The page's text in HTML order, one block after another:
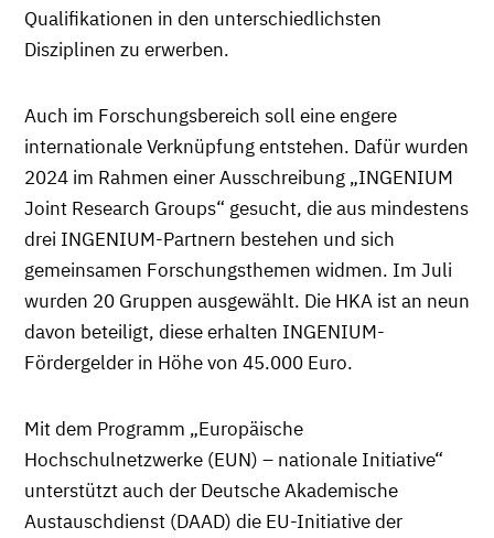
Qualifikationen in den unterschiedlichsten
Disziplinen zu erwerben.
Auch im Forschungsbereich soll eine engere
internationale Verknüpfung entstehen. Dafür wurden
2024 im Rahmen einer Ausschreibung „INGENIUM
Joint Research Groups“ gesucht, die aus mindestens
drei INGENIUM-Partnern bestehen und sich
gemeinsamen Forschungsthemen widmen. Im Juli
wurden 20 Gruppen ausgewählt. Die HKA ist an neun
davon beteiligt, diese erhalten INGENIUM-
Fördergelder in Höhe von 45.000 Euro.
Mit dem Programm „Europäische
Hochschulnetzwerke (EUN) – nationale Initiative“
unterstützt auch der Deutsche Akademische
Austauschdienst (DAAD) die EU-Initiative der